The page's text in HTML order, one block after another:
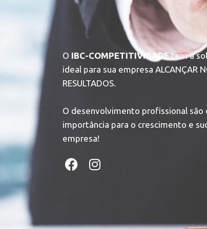
O IBC-COMPETITIVIDADEtem a
ideal para sua empresa ALCANÇAR
RESULTADOS.
O desenvolvimento profissional são
importância para o crescimento e
empresa!